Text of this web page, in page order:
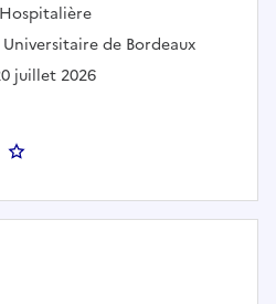
de Bordeaux
juillet 2026
: SERRURIER-METALLIER